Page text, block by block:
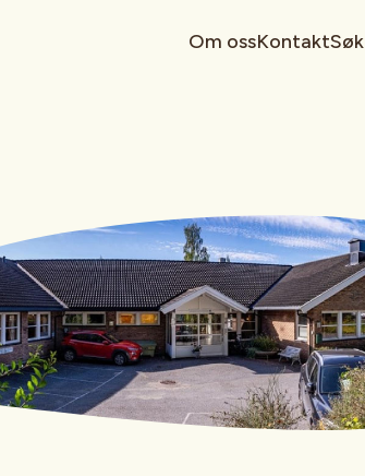
Om ossKontaktSøk